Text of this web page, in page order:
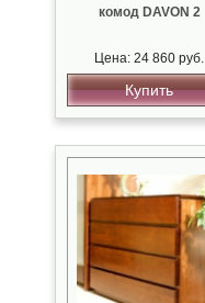
комод DAVON 2
Цена: 24 860 руб.
Купить